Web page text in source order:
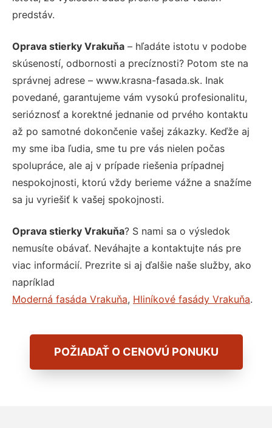
predstáv.
Oprava stierky Vrakuňa – hľadáte istotu v podobe
skúseností, odbornosti a precíznosti? Potom ste na
správnej adrese – www.krasna-fasada.sk. Inak
povedané, garantujeme vám vysokú profesionalitu,
serióznosť a korektné jednanie od prvého kontaktu
až po samotné dokončenie vašej zákazky. Keďže aj
my sme iba ľudia, sme tu pre vás nielen počas
spolupráce, ale aj v prípade riešenia prípadnej
nespokojnosti, ktorú vždy berieme vážne a snažíme
sa ju vyriešiť k vašej spokojnosti.
Oprava stierky Vrakuňa? S nami sa o výsledok
nemusíte obávať. Neváhajte a kontaktujte nás pre
viac informácií. Prezrite si aj ďalšie naše služby, ako
napríklad
Moderná fasáda Vrakuňa, Hliníkové fasády Vrakuňa.
POŽIADAŤ O CENOVÚ PONUKU